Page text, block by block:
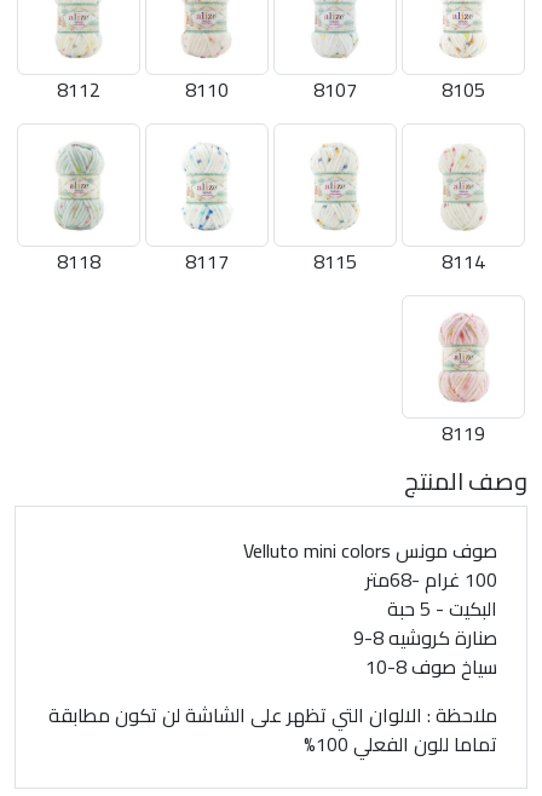
8105
8107
8110
8112
8114
8115
8117
8118
8119
وصف المنتج
صوف مونس Velluto mini colors
100 غرام -68متر
البكيت - 5 حبة
صنارة كروشيه 8-9
سياخ صوف 8-10
ملاحظة : الالوان التي تظهر على الشاشة لن تكون مطابقة
تماما للون الفعلي 100%